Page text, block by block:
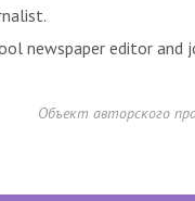
newspaper editor and
Объект авторского